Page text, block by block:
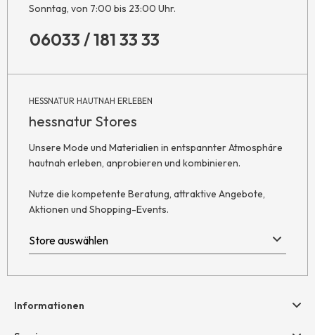
Sonntag, von 7:00 bis 23:00 Uhr.
06033 / 181 33 33
HESSNATUR HAUTNAH ERLEBEN
hessnatur Stores
Unsere Mode und Materialien in entspannter Atmosphäre
hautnah erleben, anprobieren und kombinieren.
Nutze die kompetente Beratung, attraktive Angebote,
Aktionen und Shopping-Events.
Informationen
Hilfe & Kontakt